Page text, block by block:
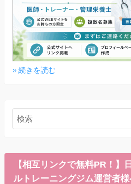
» 続きを読む
【相互リンクで無料PR！】
ルトレーニングジム運営者